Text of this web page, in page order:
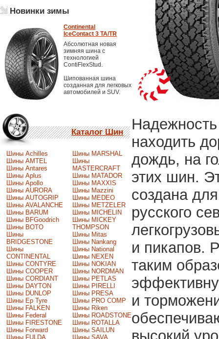
Новинки зимы
Continental
IceContact 3 TA/TR
Абсолютная новая
зимняя шина с
технологией
ContiFlexStud.
Шипованная шина
созданная для легковых
автомобилей и SUV.
Каталог Шин
Шины Achilles
Шины AMTEL
Шины Antares
Шины Aplus
Шины Apollo
Шины AURORA
Шины AUTOGRIP
Шины AVALANCHE
Шины BARUM
Шины BFGoodrich
Шины BOTO
Шины
BRIDGESTONE
Шины
CONTINENTAL
Шины CONTYRE
Шины COOPER
Шины CORDIANT
Шины DAYTON
Шины DUNLOP
Шины Ep Tyre
Шины FALKEN
Шины Federal
Шины FIRESTONE
Шины Forward
Шины FULDA
Шины MARSHAL
Шины
MASTERCRAFT
Шины MATADOR
Шины MAXXIS
Шины Mazzini
Шины MEDEO
Шины METZELER
Шины MICHELIN
Шины MICKEY
THOMPSON
Шины Mitas
Шины Nankang
Шины National
Шины NEXEN
Шины NOKIAN
Шины NORDMAN
Шины PETLAS
Шины PIRELLI
Шины PRESA
Шины PRO COMP
Шины Riken
Шины ROADSTONE
Шины ROTALLA
Шины SAILUN
Шины SAVA
находить
дождь, на
этих шин.
создана
русского
и пикапов.
таким
и